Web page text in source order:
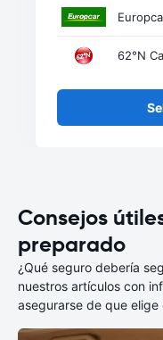
62°N
Consejos
preparado
¿Qué seguro debería
nuestros artículos con
asegurarse de que